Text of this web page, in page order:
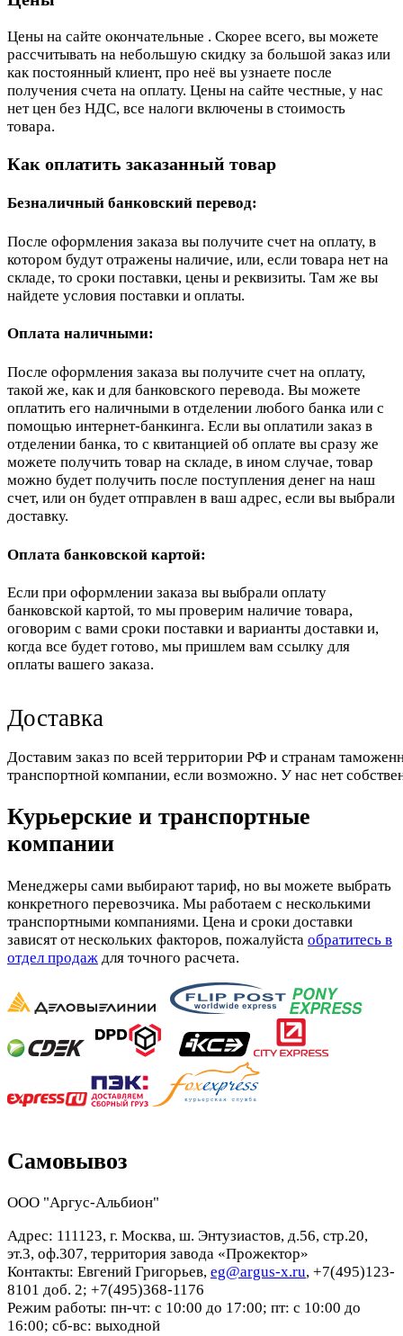
Цены на сайте окончательные . Скорее всего, вы можете
рассчитывать на небольшую скидку за большой заказ или
как постоянный клиент, про неё вы узнаете после
получения счета на оплату. Цены на сайте честные, у нас
нет цен без НДС, все налоги включены в стоимость
товара.
Как оплатить заказанный товар
Безналичный банковский перевод:
После оформления заказа вы получите счет на оплату, в
котором будут отражены наличие, или, если товара нет на
складе, то сроки поставки, цены и реквизиты. Там же вы
найдете условия поставки и оплаты.
Оплата наличными:
После оформления заказа вы получите счет на оплату,
такой же, как и для банковского перевода. Вы можете
оплатить его наличными в отделении любого банка или с
помощью интернет-банкинга. Если вы оплатили заказ в
отделении банка, то с квитанцией об оплате вы сразу же
можете получить товар на складе, в ином случае, товар
можно будет получить после поступления денег на наш
счет, или он будет отправлен в ваш адрес, если вы выбрали
доставку.
Оплата банковской картой:
Если при оформлении заказа вы выбрали оплату
банковской картой, то мы проверим наличие товара,
оговорим с вами сроки поставки и варианты доставки и,
когда все будет готово, мы пришлем вам ссылку для
оплаты вашего заказа.
Доставка
Доставим заказ по всей территории РФ и странам
транспортной компании, если возможно. У нас нет
Курьерские и транспортные
компании
Менеджеры сами выбирают тариф, но вы можете выбрать
конкретного перевозчика. Мы работаем с несколькими
транспортными компаниями. Цена и сроки доставки
зависят от нескольких факторов, пожалуйста обратитесь в
отдел продаж для точного расчета.
Самовывоз
ООО "Аргус-Альбион"
Адрес: 111123, г. Москва, ш. Энтузиастов, д.56, стр.20,
эт.3, оф.307, территория завода «Прожектор»
Контакты: Евгений Григорьев, eg@argus-x.ru, +7(495)123-
8101 доб. 2; +7(495)368-1176
Режим работы: пн-чт: с 10:00 до 17:00; пт: с 10:00 до
16:00; сб-вс: выходной